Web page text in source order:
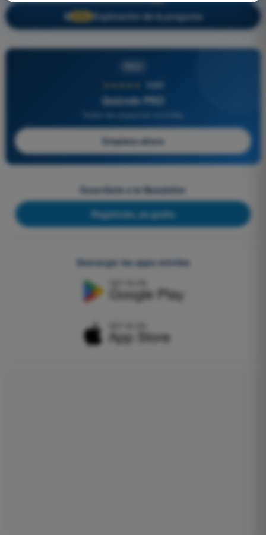
🔒 Explicación de la pregunta
4,6/5
Quizvds PRO
Empieza ahora
Suscríbete a la Newsletter
Regístrate, es gratis
Descargar las apps móviles